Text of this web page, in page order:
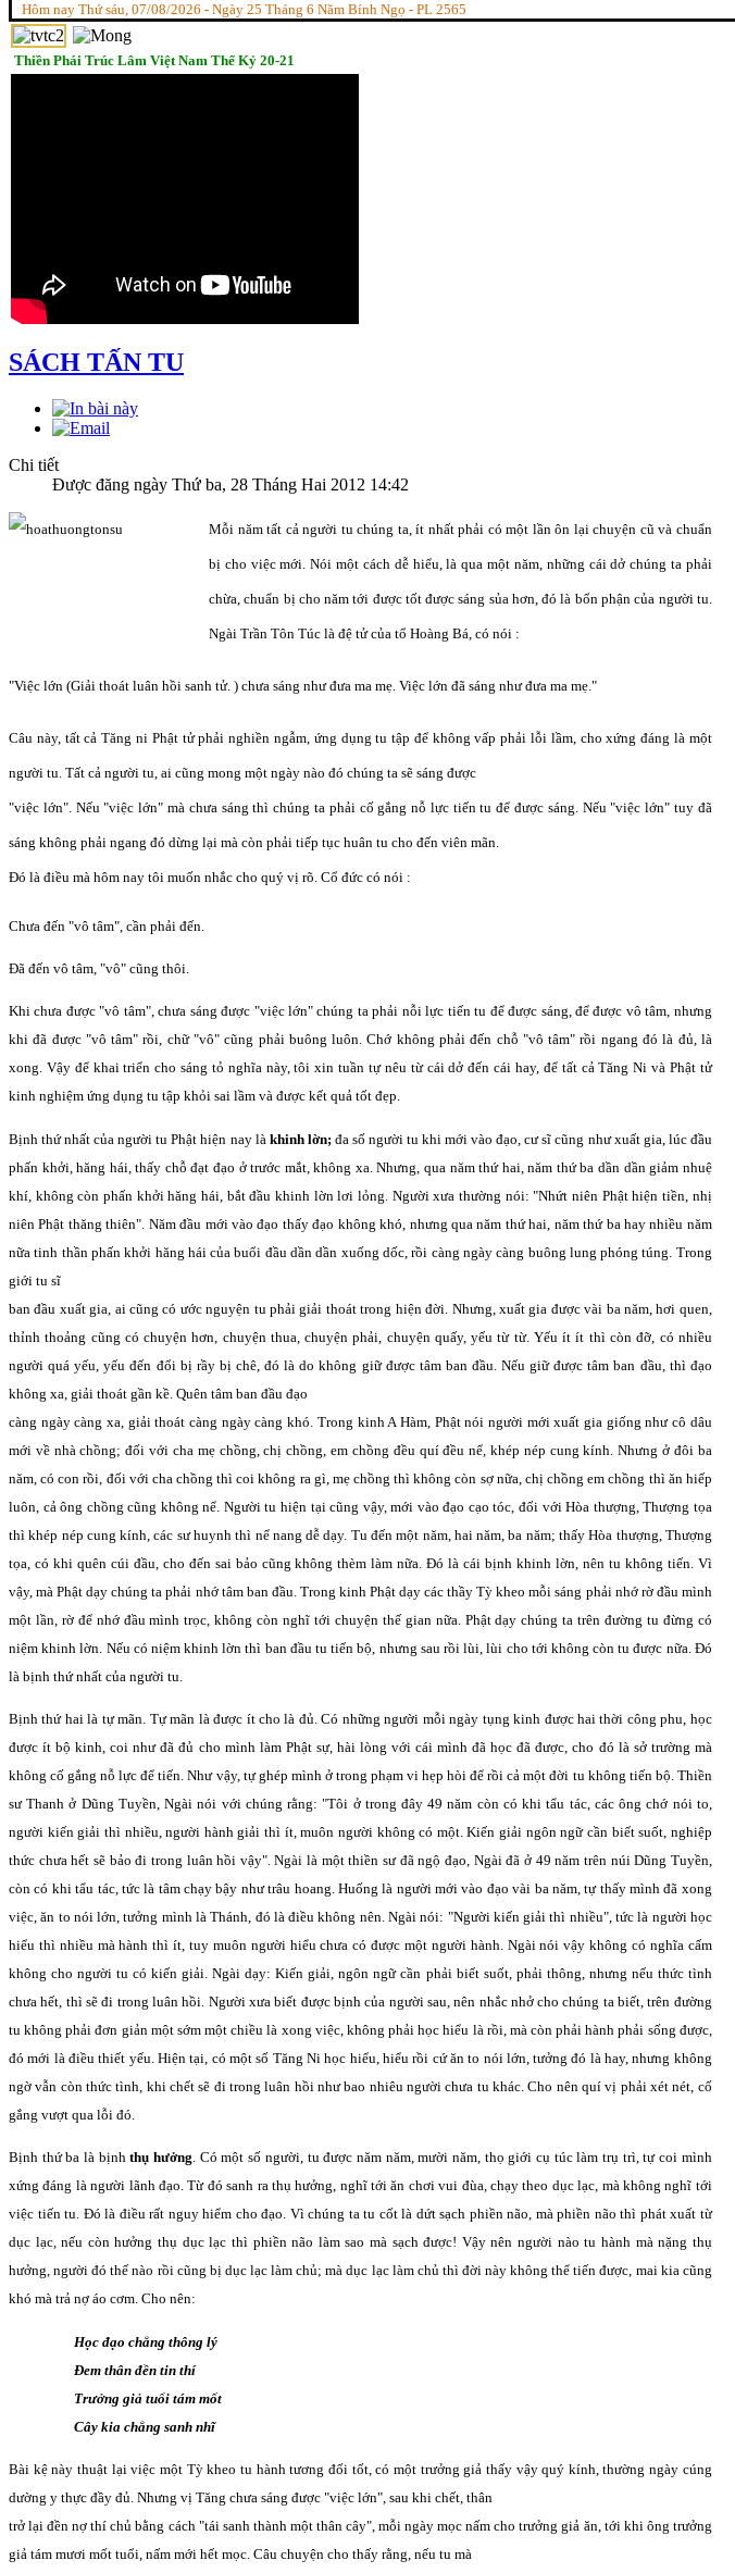
Hôm nay Thứ sáu, 07/08/2026 - Ngày 25 Tháng 6 Năm Bính Ngọ - PL 2565
Thiền Phái Trúc Lâm Việt Nam Thế Kỷ 20-21
SÁCH TẤN TU
Chi tiết
Được đăng ngày Thứ ba, 28 Tháng Hai 2012 14:42
Mỗi năm tất cả người tu chúng ta, ít nhất phải có một lần ôn lại chuyện cũ và chuẩn
bị cho việc mới. Nói một cách dễ hiểu, là qua một năm, những cái dở chúng ta phải
chừa, chuẩn bị cho năm tới được tốt được sáng sủa hơn, đó là bổn phận của người tu.
Ngài Trần Tôn Túc là đệ tử của tổ Hoàng Bá, có nói :
"Việc lớn (Giải thoát luân hồi sanh tử. ) chưa sáng như đưa ma mẹ. Việc lớn đã sáng như đưa ma mẹ."
Câu này, tất cả Tăng ni Phật tử phải nghiền ngẫm, ứng dụng tu tập để không vấp phải lỗi lầm, cho xứng đáng là một
người tu. Tất cả người tu, ai cũng mong một ngày nào đó chúng ta sẽ sáng được
"việc lớn". Nếu "việc lớn" mà chưa sáng thì chúng ta phải cố gắng nỗ lực tiến tu để được sáng. Nếu "việc lớn" tuy đã
sáng không phải ngang đó dừng lại mà còn phải tiếp tục huân tu cho đến viên mãn.
Đó là điều mà hôm nay tôi muốn nhắc cho quý vị rõ. Cổ đức có nói :
Chưa đến "vô tâm", cần phải đến.
Đã đến vô tâm, "vô" cũng thôi.
Khi chưa được "vô tâm", chưa sáng được "việc lớn" chúng ta phải nỗi lực tiến tu để được sáng, để được vô tâm, nhưng
khi đã được "vô tâm" rồi, chữ "vô" cũng phải buông luôn. Chớ không phải đến chỗ "vô tâm" rồi ngang đó là đủ, là
xong. Vậy để khai triển cho sáng tỏ nghĩa này, tôi xin tuần tự nêu từ cái dở đến cái hay, để tất cả Tăng Ni và Phật tử
kinh nghiệm ứng dụng tu tập khỏi sai lầm và được kết quả tốt đẹp.
Bịnh thứ nhất của người tu Phật hiện nay là khinh lờn; đa số người tu khi mới vào đạo, cư sĩ cũng như xuất gia, lúc đầu
phấn khởi, hăng hái, thấy chỗ đạt đạo ở trước mắt, không xa. Nhưng, qua năm thứ hai, năm thứ ba dần dần giảm nhuệ
khí, không còn phấn khởi hăng hái, bắt đầu khinh lờn lơi lỏng. Người xưa thường nói: "Nhứt niên Phật hiện tiền, nhị
niên Phật thăng thiên". Năm đầu mới vào đạo thấy đạo không khó, nhưng qua năm thứ hai, năm thứ ba hay nhiều năm
nữa tinh thần phấn khởi hăng hái của buổi đầu dần dần xuống dốc, rồi càng ngày càng buông lung phóng túng. Trong
giới tu sĩ
ban đầu xuất gia, ai cũng có ước nguyện tu phải giải thoát trong hiện đời. Nhưng, xuất gia được vài ba năm, hơi quen,
thỉnh thoảng cũng có chuyện hơn, chuyện thua, chuyện phải, chuyện quấy, yếu từ từ. Yếu ít ít thì còn đỡ, có nhiều
người quá yếu, yếu đến đổi bị rầy bị chê, đó là do không giữ được tâm ban đầu. Nếu giữ được tâm ban đầu, thì đạo
không xa, giải thoát gần kề. Quên tâm ban đầu đạo
càng ngày càng xa, giải thoát càng ngày càng khó. Trong kinh A Hàm, Phật nói người mới xuất gia giống như cô dâu
mới về nhà chồng; đối với cha mẹ chồng, chị chồng, em chồng đều quí đều nể, khép nép cung kính. Nhưng ở đôi ba
năm, có con rồi, đối với cha chồng thì coi không ra gì, mẹ chồng thì không còn sợ nữa, chị chồng em chồng thì ăn hiếp
luôn, cả ông chồng cũng không nể. Người tu hiện tại cũng vậy, mới vào đạo cạo tóc, đối với Hòa thượng, Thượng tọa
thì khép nép cung kính, các sư huynh thì nể nang dễ dạy. Tu đến một năm, hai năm, ba năm; thấy Hòa thượng, Thượng
tọa, có khi quên cúi đầu, cho đến sai bảo cũng không thèm làm nữa. Đó là cái bịnh khinh lờn, nên tu không tiến. Vì
vậy, mà Phật dạy chúng ta phải nhớ tâm ban đầu. Trong kinh Phật dạy các thầy Tỳ kheo mỗi sáng phải nhớ rờ đầu mình
một lần, rờ để nhớ đầu mình trọc, không còn nghĩ tới chuyện thế gian nữa. Phật dạy chúng ta trên đường tu đừng có
niệm khinh lờn. Nếu có niệm khinh lờn thì ban đầu tu tiến bộ, nhưng sau rồi lùi, lùi cho tới không còn tu được nữa. Đó
là bịnh thứ nhất của người tu.
Bịnh thứ hai là tự mãn. Tự mãn là được ít cho là đủ. Có những người mỗi ngày tụng kinh được hai thời công phu, học
được ít bộ kinh, coi như đã đủ cho mình làm Phật sự, hài lòng với cái mình đã học đã được, cho đó là sở trường mà
không cố gắng nỗ lực để tiến. Như vậy, tự ghép mình ở trong phạm vi hẹp hòi để rồi cả một đời tu không tiến bộ. Thiền
sư Thanh ở Dũng Tuyền, Ngài nói với chúng rằng: "Tôi ở trong đây 49 năm còn có khi tẩu tác, các ông chớ nói to,
người kiến giải thì nhiều, người hành giải thì ít, muôn người không có một. Kiến giải ngôn ngữ cần biết suốt, nghiệp
thức chưa hết sẽ bảo đi trong luân hồi vậy". Ngài là một thiền sư đã ngộ đạo, Ngài đã ở 49 năm trên núi Dũng Tuyền,
còn có khi tẩu tác, tức là tâm chạy bậy như trâu hoang. Huống là người mới vào đạo vài ba năm, tự thấy mình đã xong
việc, ăn to nói lớn, tưởng mình là Thánh, đó là điều không nên. Ngài nói: "Người kiến giải thì nhiều", tức là người học
hiểu thì nhiều mà hành thì ít, tuy muôn người hiểu chưa có được một người hành. Ngài nói vậy không có nghĩa cấm
không cho người tu có kiến giải. Ngài dạy: Kiến giải, ngôn ngữ cần phải biết suốt, phải thông, nhưng nếu thức tình
chưa hết, thì sẽ đi trong luân hồi. Người xưa biết được bịnh của người sau, nên nhắc nhở cho chúng ta biết, trên đường
tu không phải đơn giản một sớm một chiều là xong việc, không phải học hiểu là rồi, mà còn phải hành phải sống được,
đó mới là điều thiết yếu. Hiện tại, có một số Tăng Ni học hiểu, hiểu rồi cứ ăn to nói lớn, tưởng đó là hay, nhưng không
ngờ vẫn còn thức tình, khi chết sẽ đi trong luân hồi như bao nhiêu người chưa tu khác. Cho nên quí vị phải xét nét, cố
gắng vượt qua lỗi đó.
Bịnh thứ ba là bịnhthụ hưởng. Có một số người, tu được năm năm, mười năm, thọ giới cụ túc làm trụ trì, tự coi mình
xứng đáng là người lãnh đạo. Từ đó sanh ra thụ hưởng, nghĩ tới ăn chơi vui đùa, chạy theo dục lạc, mà không nghĩ tới
việc tiến tu. Đó là điều rất nguy hiểm cho đạo. Vì chúng ta tu cốt là dứt sạch phiền não, mà phiền não thì phát xuất từ
dục lạc, nếu còn hưởng thụ dục lạc thì phiền não làm sao mà sạch được! Vậy nên người nào tu hành mà nặng thụ
hưởng, người đó thế nào rồi cũng bị dục lạc làm chủ; mà dục lạc làm chủ thì đời này không thể tiến được, mai kia cũng
khó mà trả nợ áo cơm. Cho nên:
Học đạo chẳng thông lý
Đem thân đền tin thí
Trưởng giả tuổi tám mốt
Cây kia chẳng sanh nhĩ
Bài kệ này thuật lại việc một Tỳ kheo tu hành tương đối tốt, có một trưởng giả thấy vậy quý kính, thường ngày cúng
dường y thực đầy đủ. Nhưng vị Tăng chưa sáng được "việc lớn", sau khi chết, thân
trở lại đền nợ thí chủ bằng cách "tái sanh thành một thân cây", mỗi ngày mọc nấm cho trưởng giả ăn, tới khi ông trưởng
giả tám mươi mốt tuổi, nấm mới hết mọc. Câu chuyện cho thấy rằng, nếu tu mà